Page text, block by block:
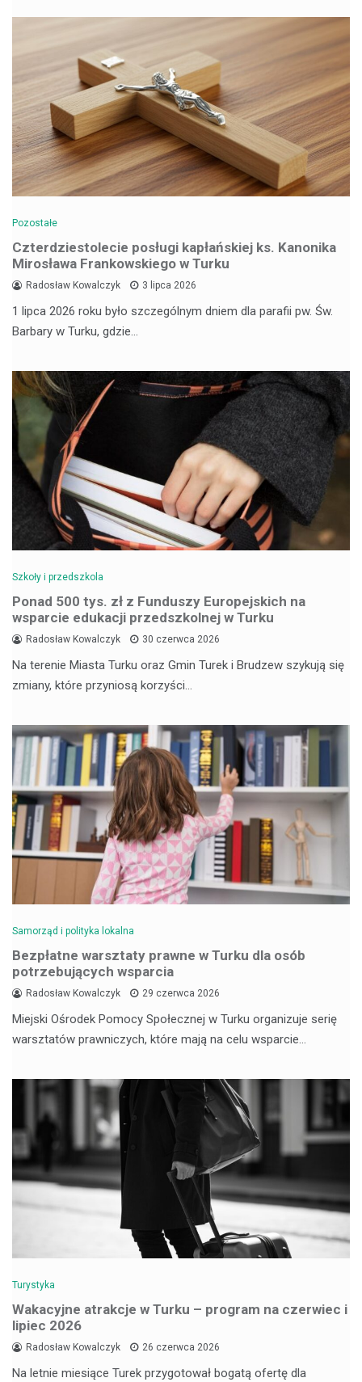
Pozostałe
Czterdziestolecie posługi kapłańskiej ks. Kanonika
Mirosława Frankowskiego w Turku
Radosław Kowalczyk 3 lipca 2026
1 lipca 2026 roku było szczególnym dniem dla parafii pw. Św.
Barbary w Turku, gdzie…
Szkoły i przedszkola
Ponad 500 tys. zł z Funduszy Europejskich na
wsparcie edukacji przedszkolnej w Turku
Radosław Kowalczyk 30 czerwca 2026
Na terenie Miasta Turku oraz Gmin Turek i Brudzew szykują się
zmiany, które przyniosą korzyści…
Samorząd i polityka lokalna
Bezpłatne warsztaty prawne w Turku dla osób
potrzebujących wsparcia
Radosław Kowalczyk 29 czerwca 2026
Miejski Ośrodek Pomocy Społecznej w Turku organizuje serię
warsztatów prawniczych, które mają na celu wsparcie…
Turystyka
Wakacyjne atrakcje w Turku – program na czerwiec i
lipiec 2026
Radosław Kowalczyk 26 czerwca 2026
Na letnie miesiące Turek przygotował bogatą ofertę dla